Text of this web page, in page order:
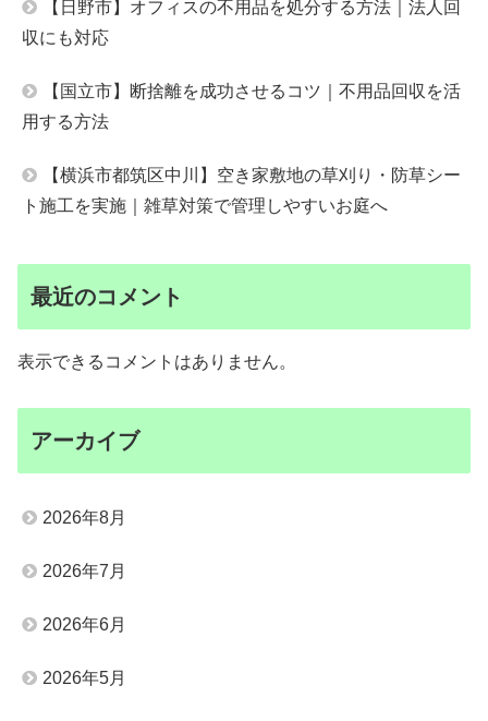
【日野市】オフィスの不用品を処分する方法｜法人回
収にも対応
【国立市】断捨離を成功させるコツ｜不用品回収を活
用する方法
【横浜市都筑区中川】空き家敷地の草刈り・防草シー
ト施工を実施｜雑草対策で管理しやすいお庭へ
最近のコメント
表示できるコメントはありません。
アーカイブ
2026年8月
2026年7月
2026年6月
2026年5月